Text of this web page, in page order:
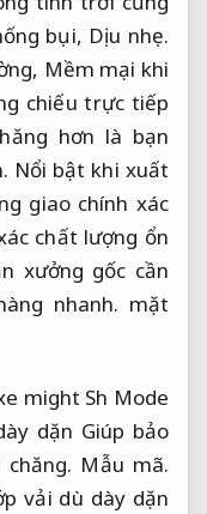
bụi, Dịu nhẹ.
Mềm mại khi
chiếu trực tiếp
hơn là bạn
Nổi bật khi xuất
giao chính xác
chất lượng ổn
xưởng gốc cần
nhanh. mặt
might Sh Mode
dặn Giúp bảo
Mẫu mã.
vải dù dày dặn